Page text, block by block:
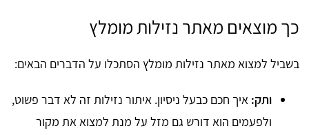
כך מוצאים מאתר נזילות מומלץ
בשביל למצוא מאתר נזילות מומלץ הסתכלו על הדברים הבאים:
ותק: איך חכם כבעל ניסיון. איתור נזילות זה לא דבר פשוט,
ולפעמים הוא דורש גם מזל על מנת למצוא את מקור